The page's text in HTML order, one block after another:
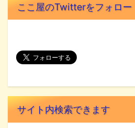
ここ屋のTwitterをフォロー
サイト内検索できます